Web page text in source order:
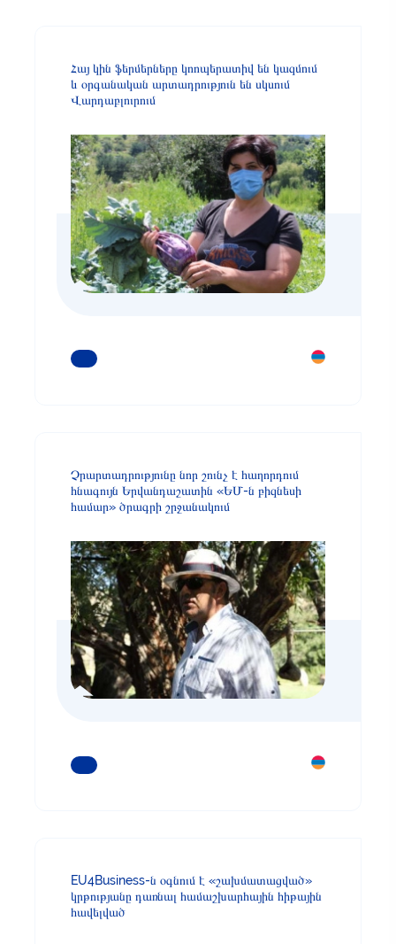
Հայ կին ֆերմերները կոոպերատիվ են կազմում
և օրգանական արտադրություն են սկսում
Վարդաբլուրում
ԿԱՐԴԱՑԵՔ ԱՎԵԼԻՆ
Չրարտադրությունը նոր շունչ է հաղորդում
հնագույն Երվանդաշատին «ԵՄ-ն բիզնեսի
համար» ծրագրի շրջանակում
ԿԱՐԴԱՑԵՔ ԱՎԵԼԻՆ
EU4Business-ն օգնում է «շախմատացված»
կրթությանը դառնալ համաշխարհային հիթային
հավելված